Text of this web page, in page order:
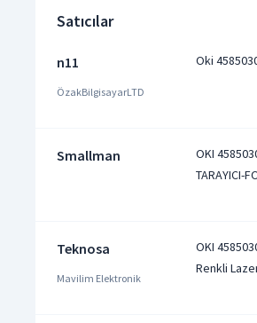
Satıcılar
n11
ÖzakBilgisayarLTD
Oki
Smallman
OKI
TARAYICI-
Teknosa
Mavilim Elektronik
OKI
Renkli Lazer